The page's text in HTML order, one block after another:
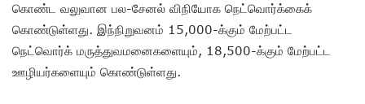
கொண்ட வலுவான பல-சேனல் விநியோக நெட்வொர்க்கைக்
கொண்டுள்ளது. இந்நிறுவனம் 15,000-க்கும் மேற்பட்ட
நெட்வொர்க் மருத்துவமனைகளையும், 18,500-க்கும் மேற்பட்ட
ஊழியர்களையும் கொண்டுள்ளது.